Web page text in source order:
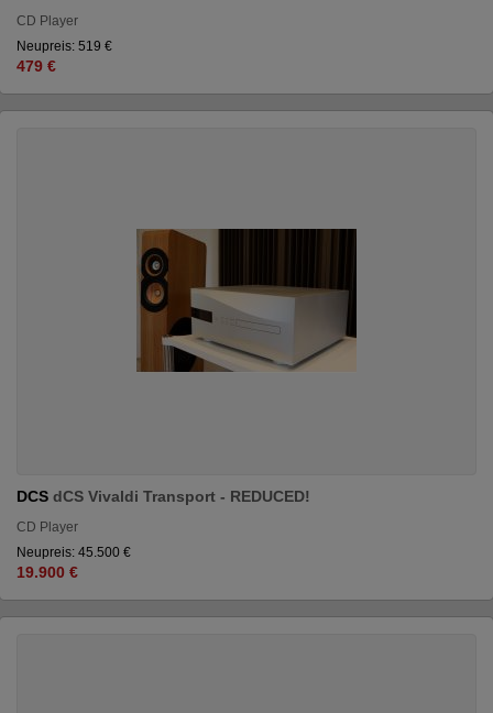
CD Player
Neupreis: 519 €
479 €
DCS dCS Vivaldi Transport - REDUCED!
CD Player
Neupreis: 45.500 €
19.900 €